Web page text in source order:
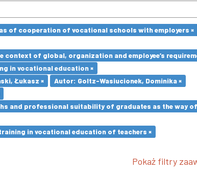
of cooperation of vocational schools with employers ×
context of global, organization and employee’s
in vocational education ×
Łukasz ×
Autor: Goltz-Wasiucionek, Dominika ×
and professional suitability of graduates as the way
in vocational education of teachers ×
Pokaż filtry